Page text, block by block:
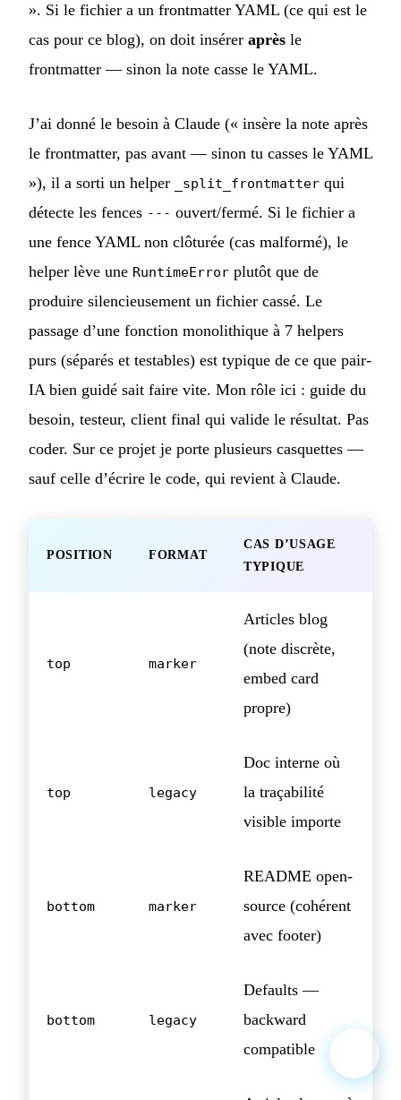
». Si le fichier a un frontmatter YAML (ce qui est le
cas pour ce blog), on doit insérer après le
frontmatter — sinon la note casse le YAML.
J’ai donné le besoin à Claude (« insère la note après
le frontmatter, pas avant — sinon tu casses le YAML
»), il a sorti un helper
_split_frontmatter qui
détecte les fences --- ouvert/fermé. Si le fichier a
une fence YAML non clôturée (cas malformé), le
helper lève une RuntimeError plutôt que de
produire silencieusement un fichier cassé. Le
passage d’une fonction monolithique à 7 helpers
purs (séparés et testables) est typique de ce que pair-
IA bien guidé sait faire vite. Mon rôle ici : guide du
besoin, testeur, client final qui valide le résultat. Pas
coder. Sur ce projet je porte plusieurs casquettes —
sauf celle d’écrire le code, qui revient à Claude.
POSITION FORMAT
CAS D’USAGE
TYPIQUE
top marker
Articles blog
(note discrète,
embed card
propre)
top legacy
Doc interne où
la traçabilité
visible importe
bottom marker
README open-
source (cohérent
avec footer)
bottom legacy
Defaults —
backward
compatible